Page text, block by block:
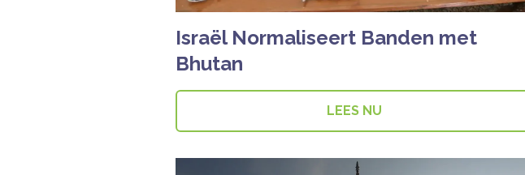
Israël Normaliseert Banden met
Bhutan
LEES NU